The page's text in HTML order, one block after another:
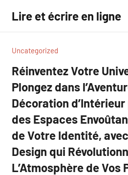
contenu
Lire et écrire en ligne
Uncategorized
Réinventez Votre
Plongez dans
Décoration
des Espaces
de Votre Identité,
Design qui
L’Atmosphère de Vos